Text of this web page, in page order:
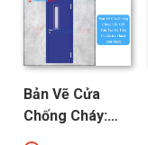
Bản Vẽ Cửa
Chống Cháy:
Chi Tiết Cấu